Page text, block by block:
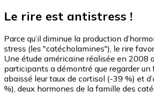
Le rire est antistress !
Parce qu’il diminue la production
stress (les "catécholamines"), le rire
Une étude américaine réalisée en 2008
participants a démontré que regarder
abaissé leur taux de cortisol (-39 %) et
%), deux hormones de la famille des